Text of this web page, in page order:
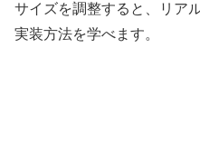
サイズを調整すると、リア
実装方法を学べます。